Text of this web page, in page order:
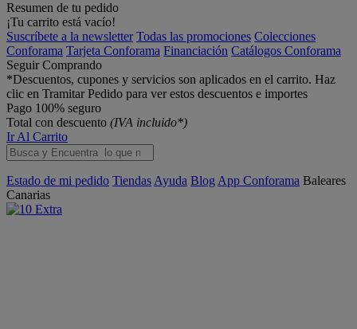
Resumen de tu pedido
¡Tu carrito está vacío!
Suscríbete a la newsletter Todas las promociones Colecciones
Conforama Tarjeta Conforama Financiación Catálogos Conforama
Seguir Comprando
*Descuentos, cupones y servicios son aplicados en el carrito. Haz
clic en Tramitar Pedido para ver estos descuentos e importes
Pago 100% seguro
Total con descuento (IVA incluido*)
Ir Al Carrito
Estado de mi pedido Tiendas Ayuda Blog App Conforama Baleares
Canarias